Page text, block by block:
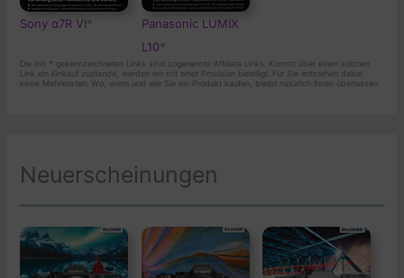
Sony α7R VI*
Panasonic LUMIX
L10*
Die mit * gekennzeichneten Links sind sogenannte Affiliate Links. Kommt über einen solchen
Link ein Einkauf zustande, werden wir mit einer Provision beteiligt. Für Sie entstehen dabei
keine Mehrkosten. Wo, wann und wie Sie ein Produkt kaufen, bleibt natürlich Ihnen überlassen.
Neuerscheinungen